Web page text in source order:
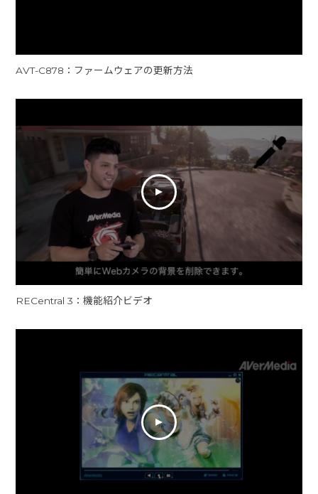
AVT-C878：ファームウェアの更新方法
RECentral 3：機能紹介ビデオ